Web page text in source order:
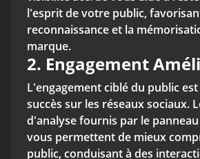
l'esprit de votre public,
reconnaissance et la
marque.
2. Engagement
L'engagement ciblé du public
succès sur les réseaux sociaux.
d'analyse fournis par le
vous permettent de mieux
public, conduisant à des